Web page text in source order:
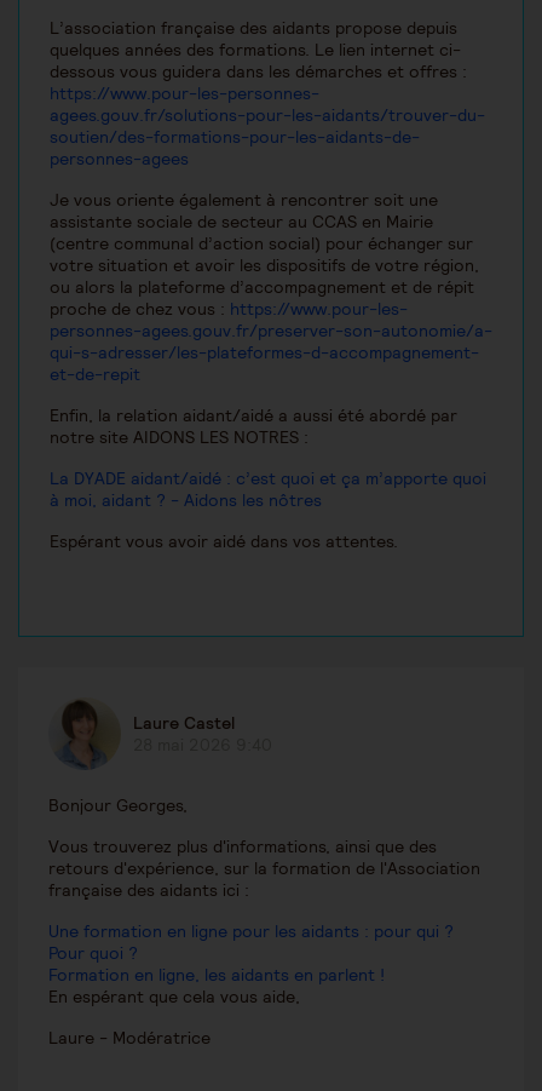
L’association française des aidants propose depuis
quelques années des formations. Le lien internet ci-
dessous vous guidera dans les démarches et offres :
https://www.pour-les-personnes-
agees.gouv.fr/solutions-pour-les-aidants/trouver-du-
soutien/des-formations-pour-les-aidants-de-
personnes-agees
Je vous oriente également à rencontrer soit une
assistante sociale de secteur au CCAS en Mairie
(centre communal d’action social) pour échanger sur
votre situation et avoir les dispositifs de votre région,
ou alors la plateforme d’accompagnement et de répit
proche de chez vous : https://www.pour-les-
personnes-agees.gouv.fr/preserver-son-autonomie/a-
qui-s-adresser/les-plateformes-d-accompagnement-
et-de-repit
Enfin, la relation aidant/aidé a aussi été abordé par
notre site AIDONS LES NOTRES :
La DYADE aidant/aidé : c’est quoi et ça m’apporte quoi
à moi, aidant ? - Aidons les nôtres
Espérant vous avoir aidé dans vos attentes.
Laure Castel
Bonjour Georges,
Vous trouverez plus d'informations, ainsi que des
retours d'expérience, sur la formation de l'Association
française des aidants ici :
Une formation en ligne pour les aidants : pour qui ?
Pour quoi ?
Formation en ligne, les aidants en parlent !
En espérant que cela vous aide,
Laure - Modératrice